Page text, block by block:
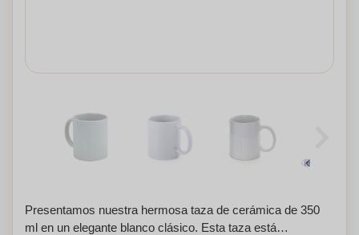
Presentamos nuestra hermosa taza de cerámica de 350
ml en un elegante blanco clásico. Esta taza está